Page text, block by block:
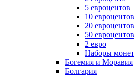
5 евроцентов
10 евроцентов
20 евроцентов
50 евроцентов
2 евро
Наборы монет
Богемия и Моравия
Болгария